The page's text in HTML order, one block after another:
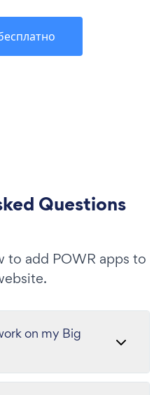
Questions
to add POWR apps to
on my Big